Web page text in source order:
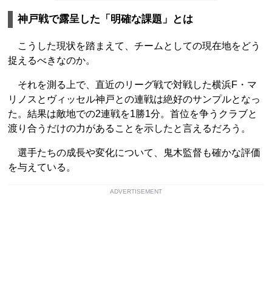
神戸戦で露呈した「明確な課題」とは
こうした現状を踏まえて、チームとしての現在地をどう
捉えるべきなのか。
それを測る上で、直近のリーグ戦で対戦した横浜F・マ
リノスとヴィッセル神戸との連戦は絶好のサンプルとなっ
た。結果は敵地での2連戦を1勝1分。首位を争うクラブと
渡り合うだけの力があることを示したと言えるだろう。
選手たちの成長や変化について、鬼木監督も確かな評価
を与えている。
ADVERTISEMENT